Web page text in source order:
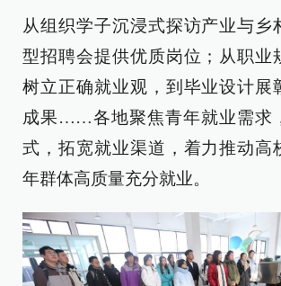
从组织学子沉浸式探访产业与乡
型招聘会提供优质岗位；从职业
树立正确就业观，到毕业设计展
成果……各地聚焦青年就业需求
式，拓宽就业渠道，着力推动高
年群体高质量充分就业。